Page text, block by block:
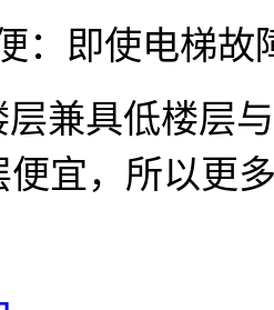
：即使电梯故
层兼具低楼层
便宜，所以更